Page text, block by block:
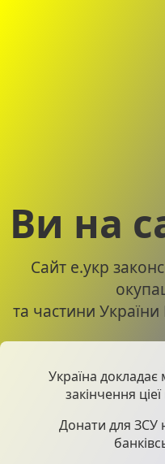
Ви на
Сайт е.укр
та частини
Україна докладає
закінчення
Донати для ЗСУ